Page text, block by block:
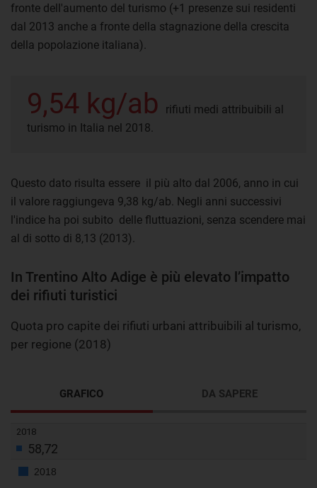
fronte dell'aumento del turismo (+1 presenze sui residenti
dal 2013 anche a fronte della stagnazione della crescita
della popolazione italiana).
9,54 kg/ab
rifiuti medi attribuibili al
turismo in Italia nel 2018.
Questo dato risulta essere il più alto dal 2006, anno in cui
il valore raggiungeva 9,38 kg/ab. Negli anni successivi
l'indice ha poi subito delle fluttuazioni, senza scendere mai
al di sotto di 8,13 (2013).
In Trentino Alto Adige è più elevato l’impatto
dei rifiuti turistici
Quota pro capite dei rifiuti urbani attribuibili al turismo,
per regione (2018)
GRAFICO DA SAPERE